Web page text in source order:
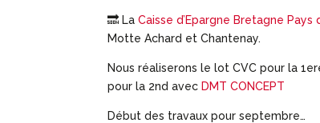
🔜 LaCaisse d’Epargne Bretagne Pays
Motte Achard et Chantenay.
Nous réaliserons le lot CVC pour la
pour la 2nd avecDMT CONCEPT
Début des travaux pour septembre…